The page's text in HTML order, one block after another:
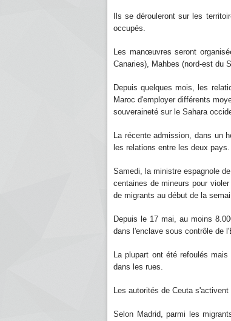
Ils se dérouleront sur les
occupés.
Les manœuvres seront
Canaries), Mahbes (nord-est du
Depuis quelques mois, les
Maroc d'employer différents
souveraineté sur le Sahara
La récente admission, dans un
les relations entre les deux pays.
Samedi, la ministre espagnole
centaines de mineurs pour
de migrants au début de la
Depuis le 17 mai, au moins
dans l'enclave sous contrôle de
La plupart ont été refoulés
dans les rues.
Les autorités de Ceuta
Selon Madrid, parmi les